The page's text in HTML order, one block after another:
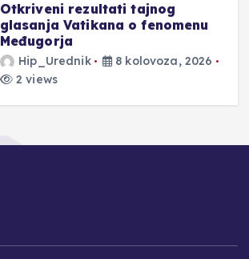
U sklopu 10. obljetnice ARDEA
Masterclassa održan koncert
mladih pijanista
Hip_Urednik
8 kolovoza, 2026
3 views